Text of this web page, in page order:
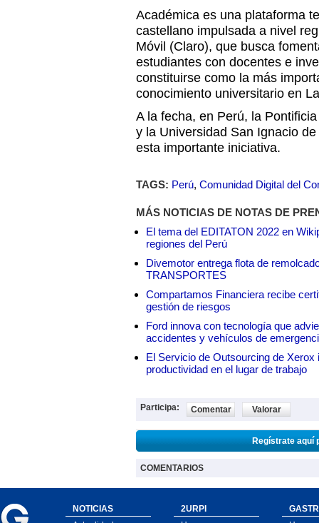
Académica es una plataforma
castellano impulsada a nivel
Móvil (Claro), que busca
estudiantes con docentes e
constituirse como la más
conocimiento universitario en
A la fecha, en Perú, la
y la Universidad San Ignacio
esta importante iniciativa.
TAGS: Perú, Comunidad Digital del
MÁS NOTICIAS DE NOTAS DE
El tema del EDITATON 2022 en
regiones del Perú
Divemotor entrega flota de
TRANSPORTES
Compartamos Financiera recibe
gestión de riesgos
Ford innova con tecnología que
accidentes y vehículos de
El Servicio de Outsourcing de
productividad en el lugar de trabajo
Participa: Comentar Valorar
Regístrate aquí
COMENTARIOS
NOTICIAS
2URPI